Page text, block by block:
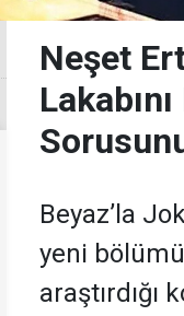
Neşet
Beyaz’la
yeni
araştırdığı